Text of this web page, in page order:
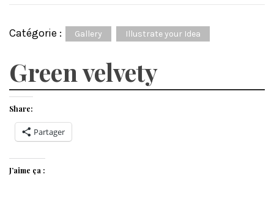
Catégorie : Gallery Illustrate your Idea
Green velvety
Share:
Partager
J’aime ça :